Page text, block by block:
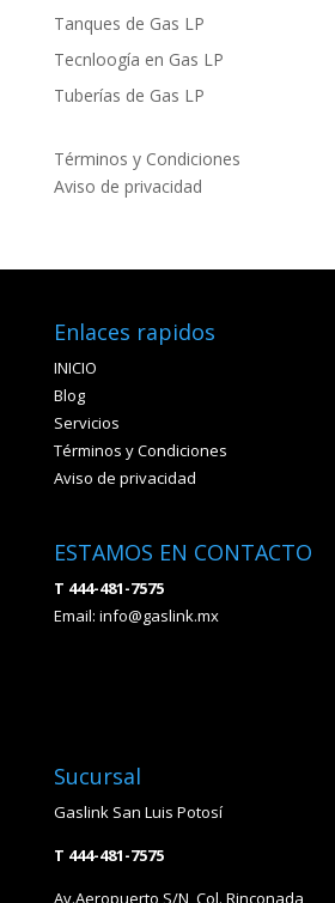
Tanques de Gas LP
Tecnloogía en Gas LP
Tuberías de Gas LP
Términos y Condiciones
Aviso de privacidad
Enlaces rapidos
INICIO
Blog
Servicios
Términos y Condiciones
Aviso de privacidad
ESTAMOS EN CONTACTO
T 444-481-7575
Email: info@gaslink.mx
Sucursal
Gaslink San Luis Potosí
T 444-481-7575
Av.Aeropuerto S/N, Col. Rinconada,